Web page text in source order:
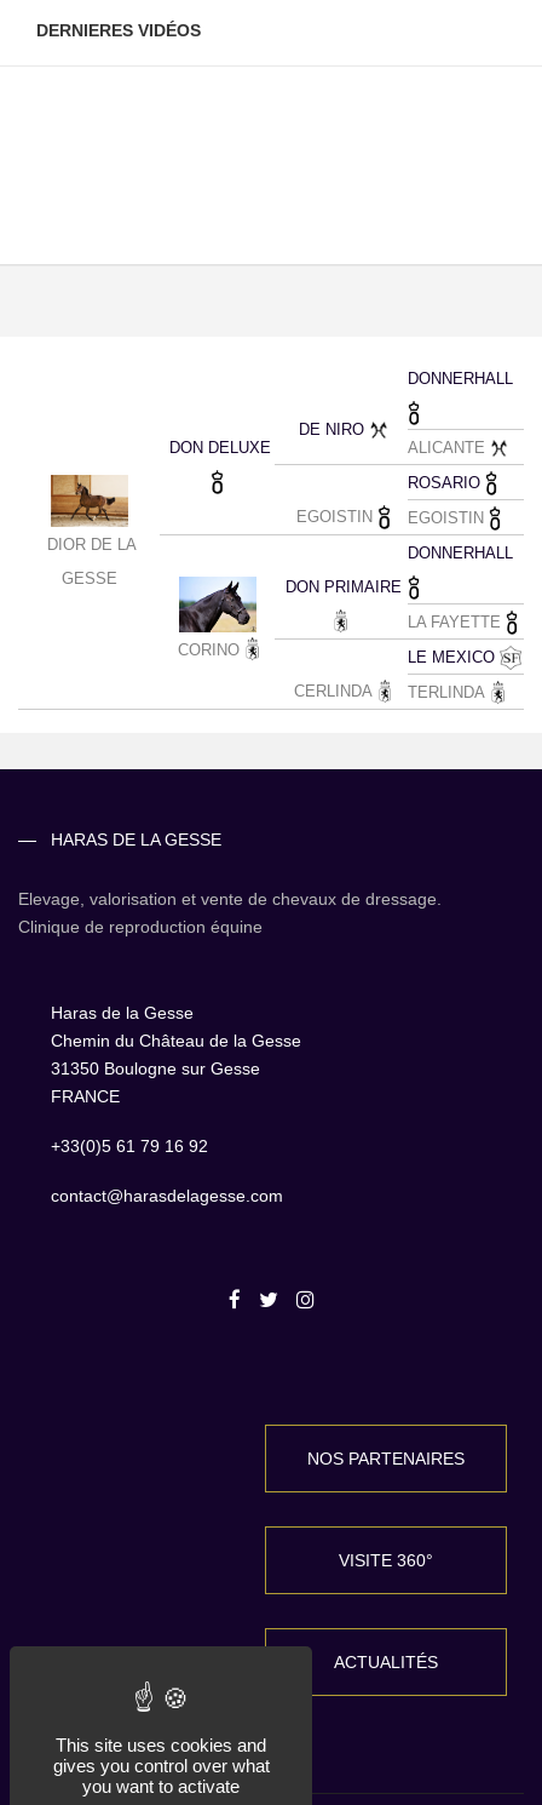
DERNIERES VIDÉOS
DIOR DE LA
GESSE
DON DELUXE
DE NIRO
DONNERHALL
ALICANTE
EGOISTIN
ROSARIO
EGOISTIN
CORINO
DON PRIMAIRE
DONNERHALL
LA FAYETTE
CERLINDA
LE MEXICO
TERLINDA
HARAS DE LA GESSE
Elevage, valorisation et vente de chevaux de dressage.
Clinique de reproduction équine
Haras de la Gesse
Chemin du Château de la Gesse
31350 Boulogne sur Gesse
FRANCE
+33(0)5 61 79 16 92
contact@harasdelagesse.com
NOS PARTENAIRES
VISITE 360°
ACTUALITÉS
This site uses cookies and
gives you control over what
you want to activate